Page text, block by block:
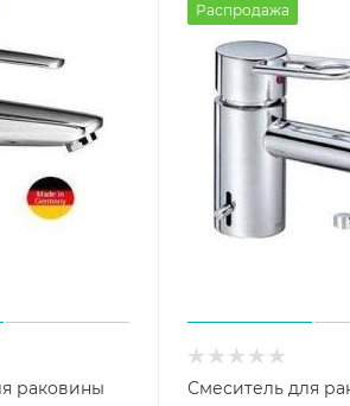
раковины
Распродажа
Смеситель для